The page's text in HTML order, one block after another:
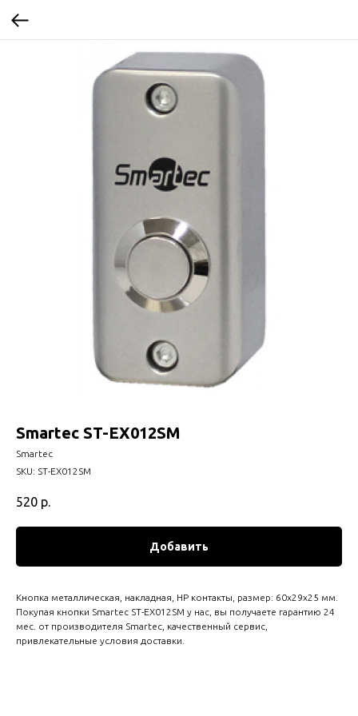
Smartec ST-EX012SM
Smartec
SKU: ST-EX012SM
520 р.
Добавить
Кнопка металлическая, накладная, НР контакты, размер: 60х29х25 мм.
Покупая кнопки Smartec ST-EX012SM у нас, вы получаете гарантию 24
мес. от производителя Smartec, качественный сервис,
привлекательные условия доставки.